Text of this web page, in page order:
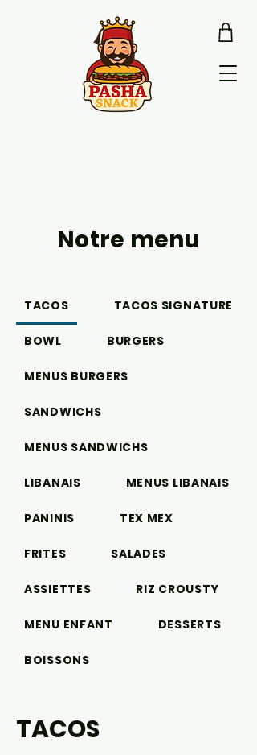
Notre menu
TACOS
TACOS TACOS SIGNATURE
BOWL BURGERS
MENUS BURGERS
SANDWICHS
MENUS SANDWICHS
LIBANAIS MENUS LIBANAIS
PANINIS TEX MEX
FRITES SALADES
ASSIETTES RIZ CROUSTY
MENU ENFANT DESSERTS
BOISSONS